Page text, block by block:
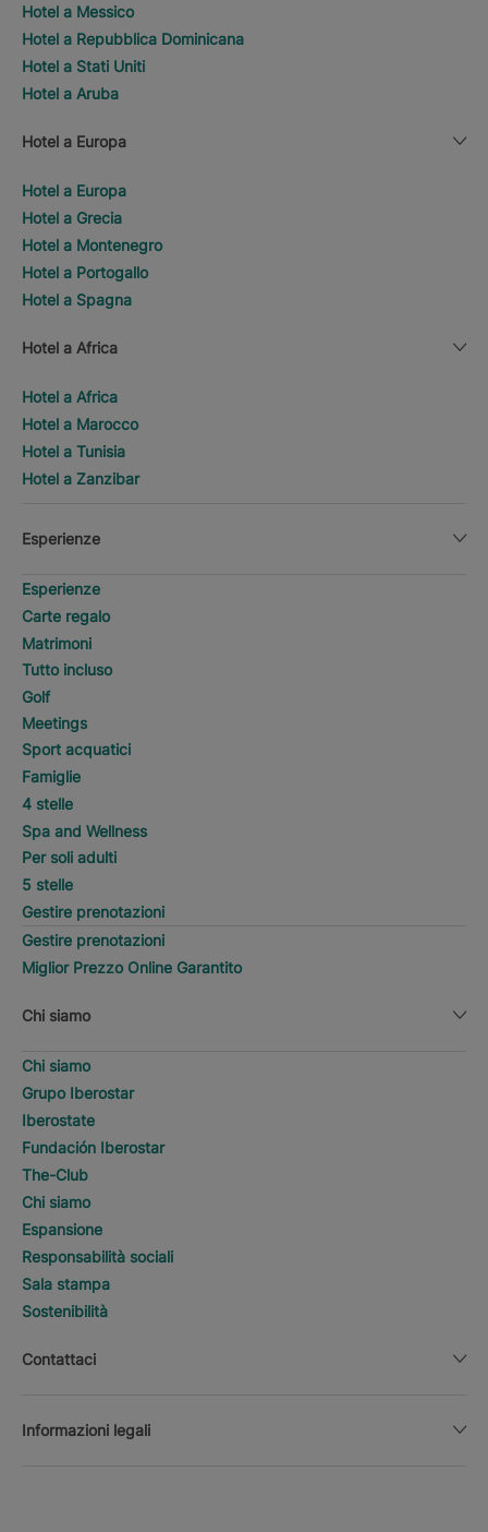
Hotel a Messico
Hotel a Repubblica Dominicana
Hotel a Stati Uniti
Hotel a Aruba
Hotel a Europa
Hotel a Europa
Hotel a Grecia
Hotel a Montenegro
Hotel a Portogallo
Hotel a Spagna
Hotel a Africa
Hotel a Africa
Hotel a Marocco
Hotel a Tunisia
Hotel a Zanzibar
Esperienze
Esperienze
Carte regalo
Matrimoni
Tutto incluso
Golf
Meetings
Sport acquatici
Famiglie
4 stelle
Spa and Wellness
Per soli adulti
5 stelle
Gestire prenotazioni
Gestire prenotazioni
Miglior Prezzo Online Garantito
Chi siamo
Chi siamo
Grupo Iberostar
Iberostate
Fundación Iberostar
The-Club
Chi siamo
Espansione
Responsabilità sociali
Sala stampa
Sostenibilità
Contattaci
Informazioni legali